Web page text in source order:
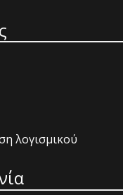
λογισμικού